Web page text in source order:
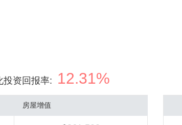
投资回报率: 12.31%
房屋增值